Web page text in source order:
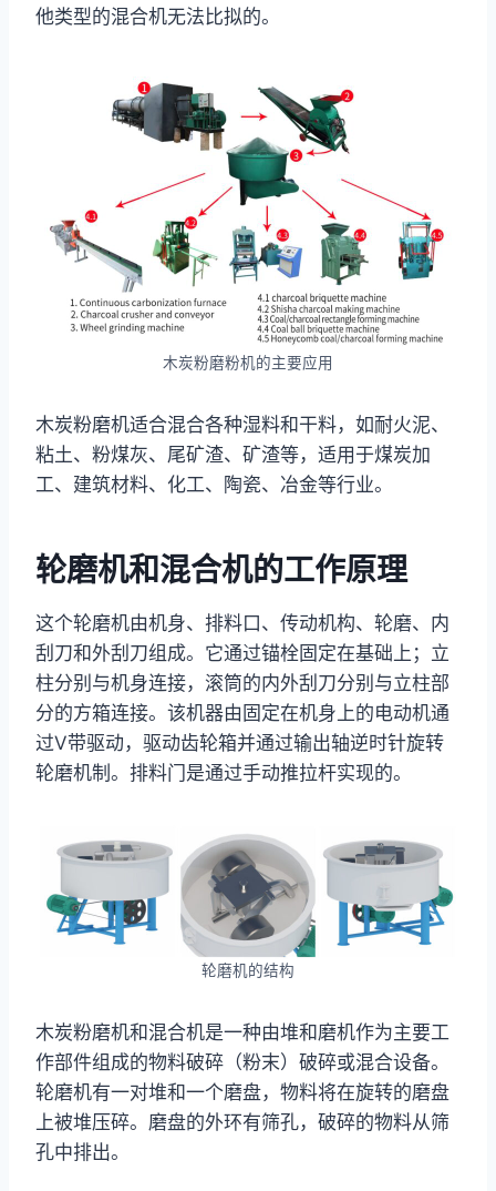
他类型的混合机无法比拟的。
木炭粉磨粉机的主要应用
木炭粉磨机适合混合各种湿料和干料，如耐火泥、
粘土、粉煤灰、尾矿渣、矿渣等，适用于煤炭加
工、建筑材料、化工、陶瓷、冶金等行业。
轮磨机和混合机的工作原理
这个轮磨机由机身、排料口、传动机构、轮磨、内
刮刀和外刮刀组成。它通过锚栓固定在基础上；立
柱分别与机身连接，滚筒的内外刮刀分别与立柱部
分的方箱连接。该机器由固定在机身上的电动机通
过V带驱动，驱动齿轮箱并通过输出轴逆时针旋转
轮磨机制。排料门是通过手动推拉杆实现的。
轮磨机的结构
木炭粉磨机和混合机是一种由堆和磨机作为主要工
作部件组成的物料破碎（粉末）破碎或混合设备。
轮磨机有一对堆和一个磨盘，物料将在旋转的磨盘
上被堆压碎。磨盘的外环有筛孔，破碎的物料从筛
孔中排出。